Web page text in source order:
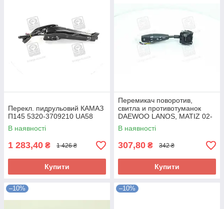
Перекл. пидрульовий КАМАЗ
П145 5320-3709210 UA58
В наявності
1 283,40 ₴ 1 426 ₴
Купити
Перемикач поворотив,
свитла и противотуманок
DAEWOO LANOS, MATIZ 02-
05 96242526 UA58
В наявності
307,80 ₴ 342 ₴
Купити
–10% –10%